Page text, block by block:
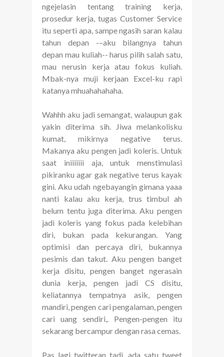
ngejelasin tentang training kerja,
prosedur kerja, tugas Customer Service
itu seperti apa, sampe ngasih saran kalau
tahun depan -–aku bilangnya tahun
depan mau kuliah-- harus pilih salah satu,
mau nerusin kerja atau fokus kuliah.
Mbak-nya muji kerjaan Excel-ku rapi
katanya mhuahahahaha.
Wahhh aku jadi semangat, walaupun gak
yakin diterima sih. Jiwa melankolisku
kumat, mikirnya negative terus.
Makanya aku pengen jadi koleris. Untuk
saat iniiiiiii aja, untuk menstimulasi
pikiranku agar gak negative terus kayak
gini. Aku udah ngebayangin gimana yaaa
nanti kalau aku kerja, trus timbul ah
belum tentu juga diterima. Aku pengen
jadi koleris yang fokus pada kelebihan
diri, bukan pada kekurangan. Yang
optimisi dan percaya diri, bukannya
pesimis dan takut. Aku pengen banget
kerja disitu, pengen banget ngerasain
dunia kerja, pengen jadi CS disitu,
keliatannya tempatnya asik, pengen
mandiri, pengen cari pengalaman, pengen
cari uang sendiri,. Pengen-pengen itu
sekarang bercampur dengan rasa cemas.
Pas lagi twitteran tadi, ada satu tweet